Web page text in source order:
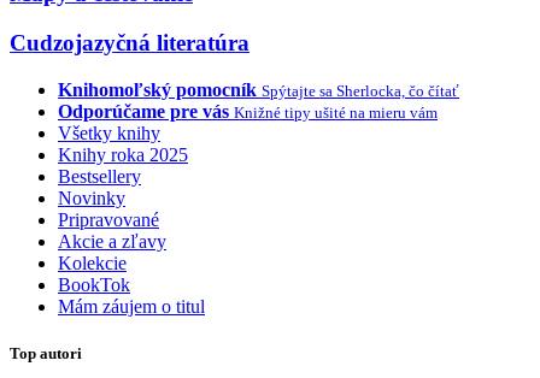
Cudzojazyčná literatúra
Knihomoľský pomocník Spýtajte sa Sherlocka, čo čítať
Odporúčame pre vás Knižné tipy ušité na mieru vám
Všetky knihy
Knihy roka 2025
Bestsellery
Novinky
Pripravované
Akcie a zľavy
Kolekcie
BookTok
Mám záujem o titul
Top autori